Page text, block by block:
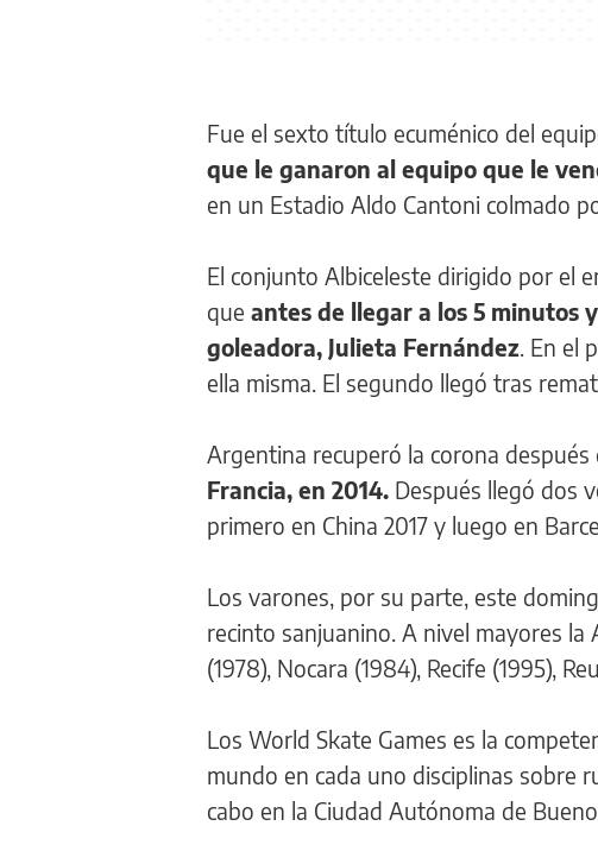
Fue el sexto título ecuménico del
que le ganaron al equipo que le
en un Estadio Aldo Cantoni colmado
El conjunto Albiceleste dirigido por el
que antes de llegar a los 5 minutos
goleadora, Julieta Fernández . En
ella misma. El segundo llegó tras
Argentina recuperó la corona después
Francia, en 2014. Después llegó dos
primero en China 2017 y luego en
Los varones, por su parte, este
recinto sanjuanino. A nivel mayores la
(1978), Nocara (1984), Recife (1995),
Los World Skate Games es la
mundo en cada uno disciplinas sobre
cabo en la Ciudad Autónoma de